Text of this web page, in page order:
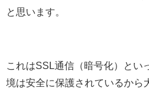
と思います。
これはSSL通信（暗号化）とい
境は安全に保護されているから